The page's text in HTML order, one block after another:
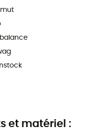
et matériel :